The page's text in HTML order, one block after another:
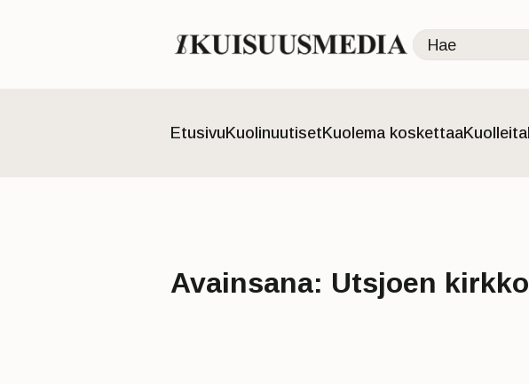
Etusivu KuolinuutisetKuolema koskettaaKuolleita
Avainsana: Utsjoen kirkko